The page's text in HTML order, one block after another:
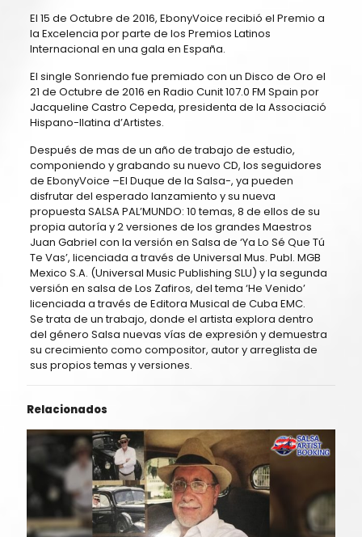
El 15 de Octubre de 2016, EbonyVoice recibió el Premio a
la Excelencia por parte de los Premios Latinos
Internacional en una gala en España.
El single Sonriendo fue premiado con un Disco de Oro el
21 de Octubre de 2016 en Radio Cunit 107.0 FM Spain por
Jacqueline Castro Cepeda, presidenta de la Associació
Hispano-llatina d’Artistes.
Después de mas de un año de trabajo de estudio,
componiendo y grabando su nuevo CD, los seguidores
de EbonyVoice –El Duque de la Salsa-, ya pueden
disfrutar del esperado lanzamiento y su nueva
propuesta SALSA PAL’MUNDO: 10 temas, 8 de ellos de su
propia autoría y 2 versiones de los grandes Maestros
Juan Gabriel con la versión en Salsa de ‘Ya Lo Sé Que Tú
Te Vas’, licenciada a través de Universal Mus. Publ. MGB
Mexico S.A. (Universal Music Publishing SLU) y la segunda
versión en salsa de Los Zafiros, del tema ‘He Venido’
licenciada a través de Editora Musical de Cuba EMC.
Se trata de un trabajo, donde el artista explora dentro
del género Salsa nuevas vías de expresión y demuestra
su crecimiento como compositor, autor y arreglista de
sus propios temas y versiones.
Relacionados